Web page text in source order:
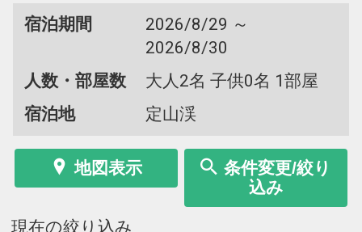
宿泊期間
2026/8/29 ～
2026/8/30
人数・部屋数
大人2名 子供0名 1部屋
宿泊地
定山渓
地図表示
条件変更/絞り
込み
現在の絞り込み